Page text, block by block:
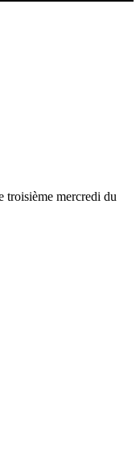
troisième mercredi du